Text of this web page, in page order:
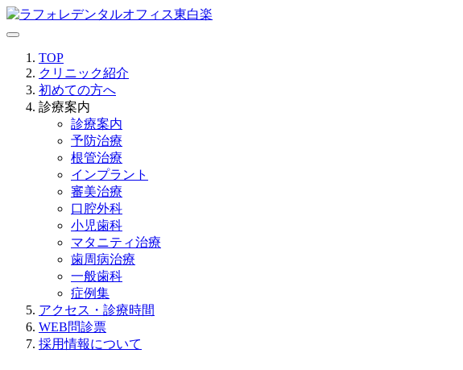
TOP
クリニック紹介
初めての方へ
診療案内
診療案内
予防治療
根管治療
インプラント
審美治療
口腔外科
小児歯科
マタニティ治療
歯周病治療
一般歯科
症例集
アクセス・診療時間
WEB問診票
採用情報について